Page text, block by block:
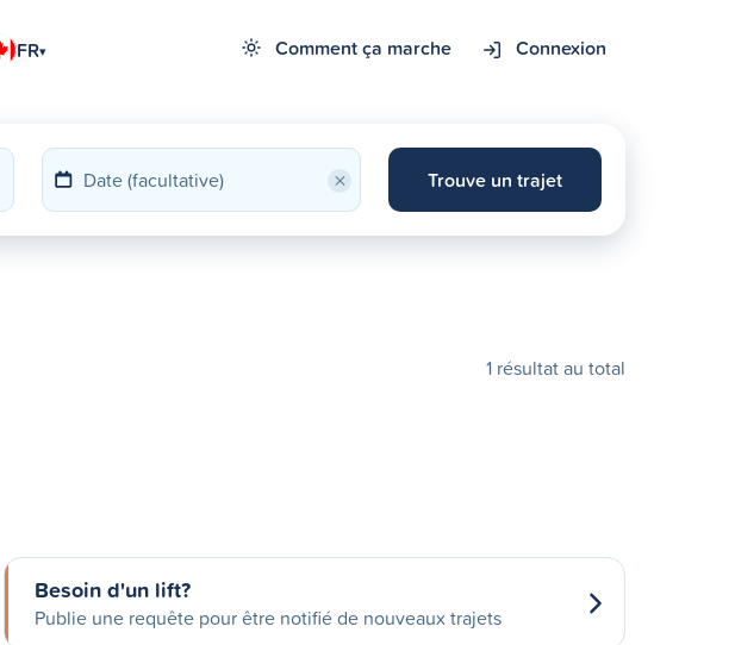
FR▾ Comment ça marche Connexion
× Trouve un trajet
1 résultat au total
Besoin d'un lift?
Publie une requête pour être notifié de nouveaux trajets